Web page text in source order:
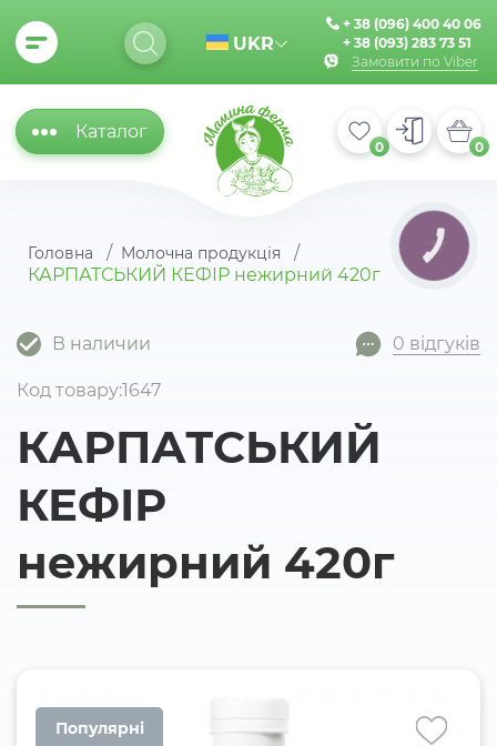
UKR
+ 38 (096) 400 40 06
+ 38 (093) 283 73 51
Замовити по Viber
Каталог
0 0
Головна Молочна продукція
КАРПАТСЬКИЙ КЕФІР нежирний 420г
Код товару:1647
КАРПАТСЬКИЙ
КЕФІР
нежирний 420г
В наличии 0 відгуків
Популярні
КНОПКА
ЗВ'ЯЗКУ